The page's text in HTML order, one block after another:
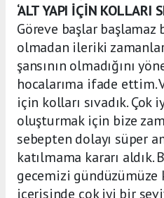
‘ALT YAPI İÇİN KOLLARI
Göreve başlar başlamaz
olmadan ileriki
şansının olmadığını
hocalarıma ifade ettim.
için kolları sıvadık. Çok
oluşturmak için bize
sebepten dolayı süper
katılmama kararı aldık.
gecemizi gündüzümüze
içerisinde çok iyi bir